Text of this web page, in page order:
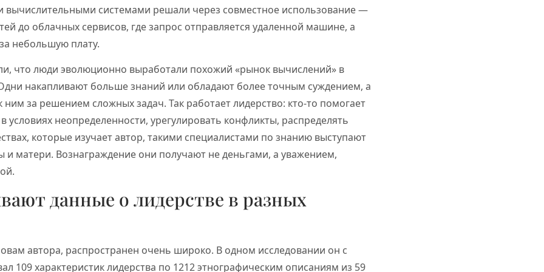
вычислительными системами решали через совместное использование —
до облачных сервисов, где запрос отправляется удаленной машине, а
небольшую плату.
что люди эволюционно выработали похожий «рынок вычислений» в
накапливают больше знаний или обладают более точным суждением, а
за решением сложных задач. Так работает лидерство: кто-то помогает
неопределенности, урегулировать конфликты, распределять
которые изучает автор, такими специалистами по знанию выступают
матери. Вознаграждение они получают не деньгами, а уважением,
данные о лидерстве в разных
автора, распространен очень широко. В одном исследовании он с
109 характеристик лидерства по 1212 этнографическим описаниям из 59